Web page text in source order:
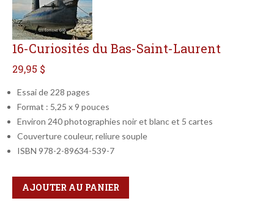
16-Curiosités du Bas-Saint-Laurent
29,95 $
Essai de 228 pages
Format : 5,25 x 9 pouces
Environ 240 photographies noir et blanc et 5 cartes
Couverture couleur, reliure souple
ISBN 978-2-89634-539-7
Qté
Format
AJOUTER AU PANIER